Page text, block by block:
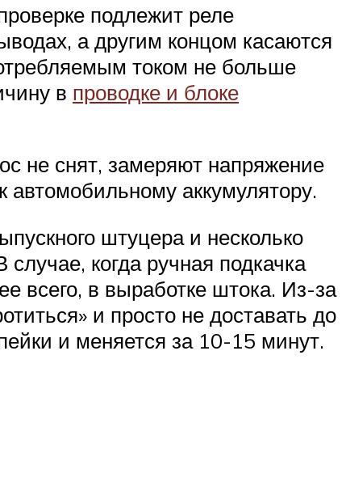
подлежит реле
а другим концом касаются
током не больше
в проводке и блоке
не снят, замеряют напряжение
аккумулятору.
штуцера и несколько
когда ручная подкачка
всего, в выработке штока. Из-за
и просто не доставать до
и меняется за 10-15 минут.